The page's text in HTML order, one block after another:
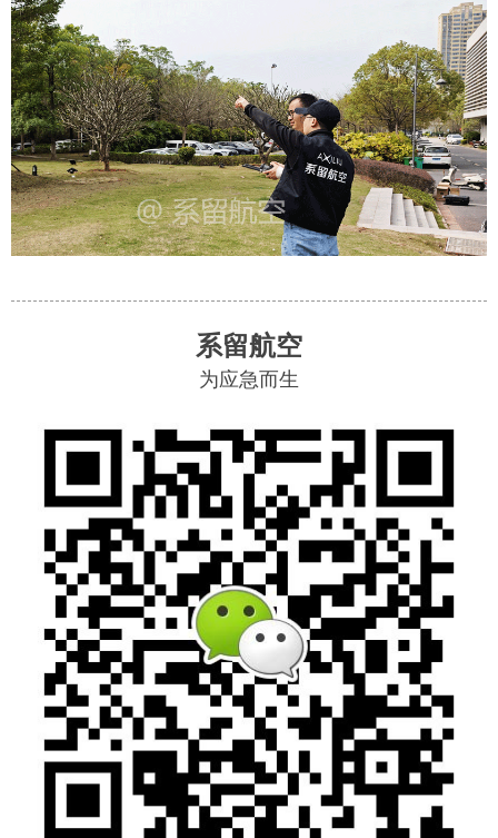
系留航空
为应急而生